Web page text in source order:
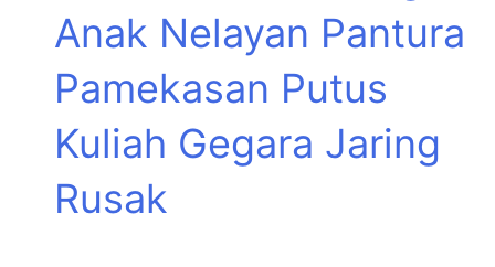
Anak Nelayan Pantura
Pamekasan Putus
Kuliah Gegara Jaring
Rusak